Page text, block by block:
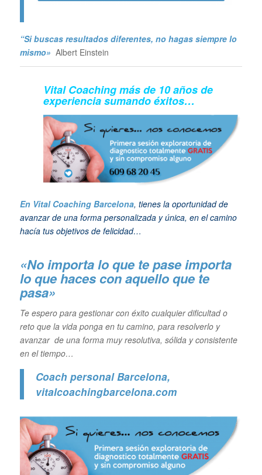
“Si buscas resultados diferentes, no hagas siempre lo
mismo» Albert Einstein
Vital Coaching más de 10 años de
experiencia sumando éxitos…
En Vital Coaching Barcelona, tienes la oportunidad de
avanzar de una forma personalizada y única, en el camino
hacía tus objetivos de felicidad…
«No importa lo que te pase importa
lo que haces con aquello que te
pasa»
Te espero para gestionar con éxito cualquier dificultad o
reto que la vida ponga en tu camino, para resolverlo y
avanzar de una forma muy resolutiva, sólida y consistente
en el tiempo…
Coach personal Barcelona,
vitalcoachingbarcelona.com